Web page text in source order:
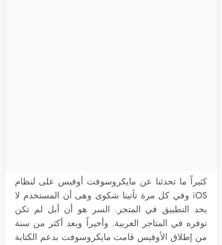
كثيراً ما تحدثنا عن مايكروسوفت أوفيس على لنظام
iOS وفي كل مرة تأتينا شكوى وهى أن المستخدم لا
يجد التطبيق في المتجر. السر هو أن أبل لم تكن
توفره في المتاجر العربية. وأخيراً وبعد أكثر من سنة
من إطلاق الأوفيس قامت مايكروسوفت بدعم الكتابة